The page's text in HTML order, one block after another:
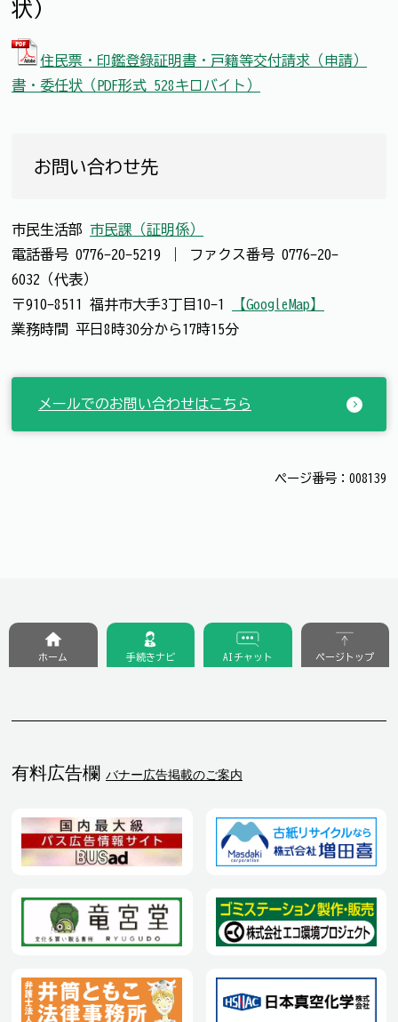
状）
住民票・印鑑登録証明書・戸籍等交付請求（申請）
書・委任状（PDF形式 528キロバイト）
お問い合わせ先
市民生活部 市民課（証明係）
電話番号 0776-20-5219 ファクス番号 0776-20-
6032（代表）
〒910-8511 福井市大手3丁目10-1
【GoogleMap】
業務時間 平日8時30分から17時15分
メールでのお問い合わせはこちら
ページ番号：008139
有料広告欄 バナー広告掲載のご案内
ホーム 手続きナビ AIチャット ページトップ